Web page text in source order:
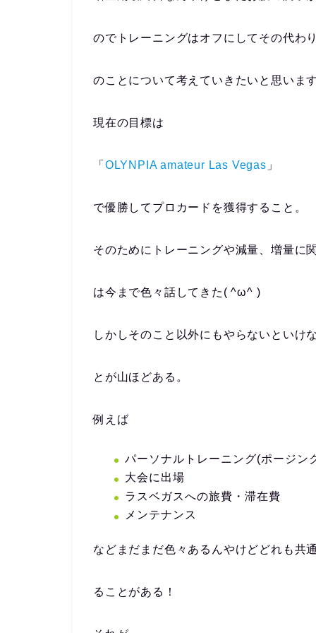
のでトレーニングはオフにしてその代わ
のことについて考えていきたいと思います
現在の目標は
「 OLYNPIA amateur Las Vegas 」
で優勝してプロカードを獲得すること。
そのためにトレーニングや減量、増量に
は今まで色々話してきた( ^ω^ )
しかしそのこと以外にもやらないといけ
とが山ほどある。
例えば
パーソナルトレーニング(ポージン
大会に出場
ラスベガスへの旅費・滞在費
メンテナンス
などまだまだ色々あるんやけどどれも共
ることがある！